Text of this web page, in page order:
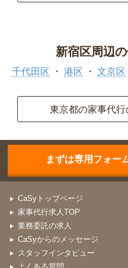
新宿区周辺
千代田区 港区 文京区
東京都の家事代
まずは専用フォー
CaSyトップページ
家事代行求人TOP
業務委託の求人
CaSyからのメッセージ
スタッフインタビュー